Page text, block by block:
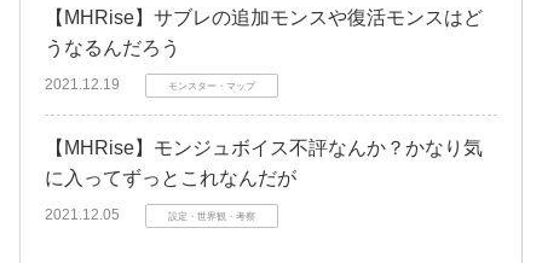
【MHRise】サブレの追加モンスや復活モンスはど
うなるんだろう
2021.12.19 モンスター・マップ
【MHRise】モンジュボイス不評なんか？かなり気
に入ってずっとこれなんだが
2021.12.05 設定・世界観・考察